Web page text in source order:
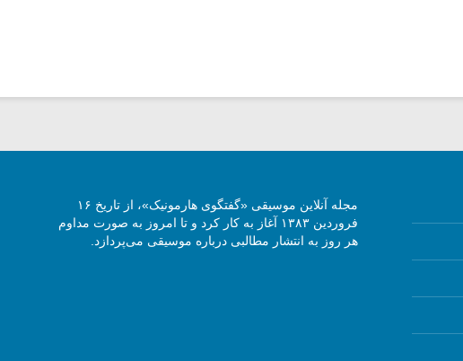
مجله آنلاین موسیقی «گفتگوی هارمونیک»، از تاریخ ۱۶
فروردین ۱۳۸۳ آغاز به کار کرد و تا امروز به صورت مداوم
هر روز به انتشار مطالبی درباره موسیقی می‌پردازد.